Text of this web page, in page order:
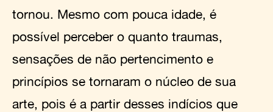
tornou. Mesmo com pouca idade, é
possível perceber o quanto traumas,
sensações de não pertencimento e
princípios se tornaram o núcleo de sua
arte, pois é a partir desses indícios que